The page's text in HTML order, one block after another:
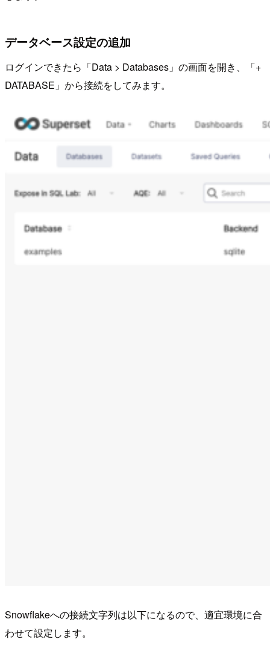
データベース設定の追加
ログインできたら「Data > Databases」の画面を開き、「+
DATABASE」から接続をしてみます。
Snowflakeへの接続文字列は以下になるので、適宜環境に合
わせて設定します。